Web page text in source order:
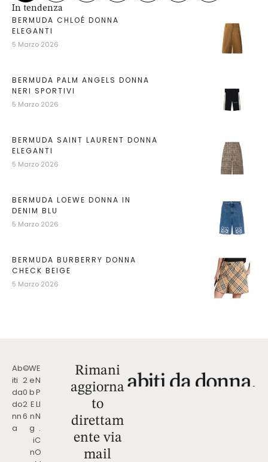
In tendenza
BERMUDA CHLOÉ DONNA
ELEGANTI
5 Marzo 2026
BERMUDA PALM ANGELS DONNA
NERI SPORTIVI
5 Marzo 2026
BERMUDA SAINT LAURENT DONNA
ELEGANTI
5 Marzo 2026
BERMUDA LOEWE DONNA IN
DENIM BLU
5 Marzo 2026
BERMUDA BURBERRY DONNA
CHECK BEIGE
5 Marzo 2026
Ab
iti
da
do
nn
a
©
2
0
2
6
W
e
b
E
n
g
i
n
E
N
P
LI
N
.
C
O
Rimani
aggiorna
to
direttam
ente via
mail